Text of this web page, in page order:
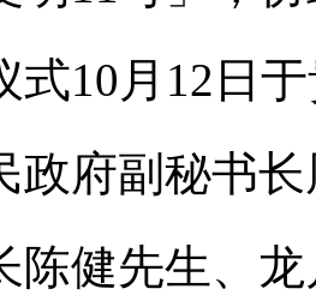
式10月12日
政府副秘书
陈健先生、